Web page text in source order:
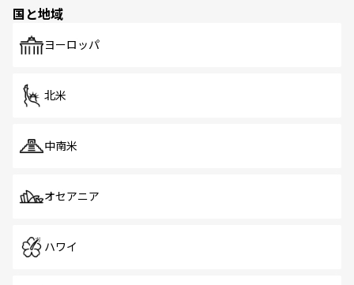
で、ホーカーズは地元の風情を楽しめる外せないスポット
国と地域
ヨーロッパ
北米
中南米
オセアニア
ハワイ